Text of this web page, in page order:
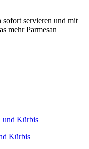
sofort servieren und mit
mehr Parmesan
Kürbis